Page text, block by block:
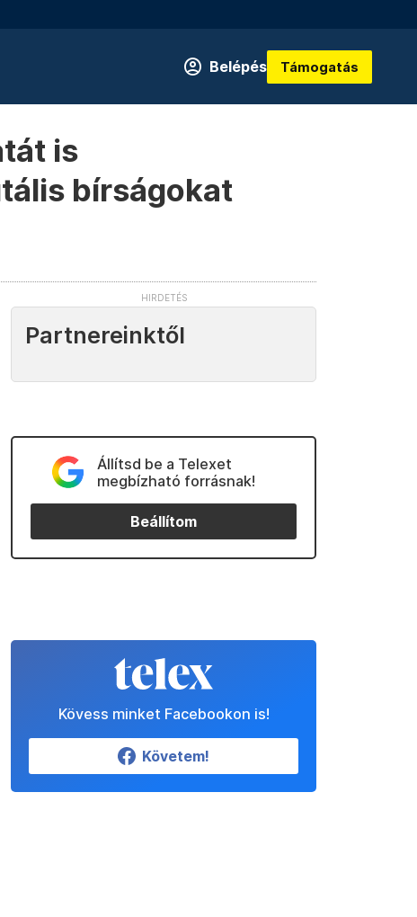
Belépés Támogatás
is
bírságokat
Partnereinktől
Állítsd be a Telexet
megbízható forrásnak!
Beállítom
Kövess minket Facebookon is!
Követem!